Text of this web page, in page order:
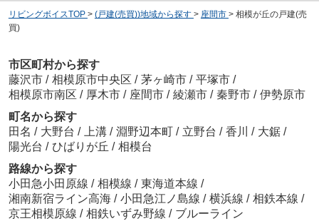
リビングボイスTOP > (戸建(売買))地域から探す > 座間市 > 相模が丘の戸建(売
買)
市区町村から探す
藤沢市 / 相模原市中央区 / 茅ヶ崎市 / 平塚市 /
相模原市南区 / 厚木市 / 座間市 / 綾瀬市 / 秦野市 / 伊勢原市
町名から探す
田名 / 大野台 / 上溝 / 淵野辺本町 / 立野台 / 香川 / 大鋸 /
陽光台 / ひばりが丘 / 相模台
路線から探す
小田急小田原線 / 相模線 / 東海道本線 /
湘南新宿ライン高海 / 小田急江ノ島線 / 横浜線 / 相鉄本線 /
京王相模原線 / 相鉄いずみ野線 / ブルーライン